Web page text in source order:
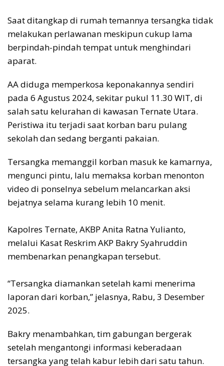
‎Saat ditangkap di rumah temannya tersangka tidak
melakukan perlawanan meskipun cukup lama
berpindah-pindah tempat untuk menghindari
aparat.
AA diduga memperkosa keponakannya sendiri
pada 6 Agustus 2024, sekitar pukul 11.30 WIT, di
salah satu kelurahan di kawasan Ternate Utara.
Peristiwa itu terjadi saat korban baru pulang
sekolah dan sedang berganti pakaian.
Tersangka memanggil korban masuk ke kamarnya,
mengunci pintu, lalu memaksa korban menonton
video di ponselnya sebelum melancarkan aksi
bejatnya selama kurang lebih 10 menit.
‎Kapolres Ternate, AKBP Anita Ratna Yulianto,
melalui Kasat Reskrim AKP Bakry Syahruddin
membenarkan penangkapan tersebut.
‎“Tersangka diamankan setelah kami menerima
laporan dari korban,” jelasnya, Rabu, 3 Desember
2025.
Bakry menambahkan, tim gabungan bergerak
setelah mengantongi informasi keberadaan
tersangka yang telah kabur lebih dari satu tahun.